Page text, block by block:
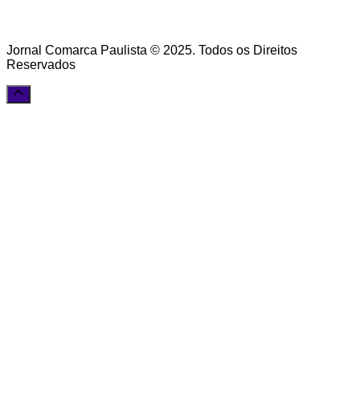
Jornal Comarca Paulista © 2025. Todos os Direitos
Reservados